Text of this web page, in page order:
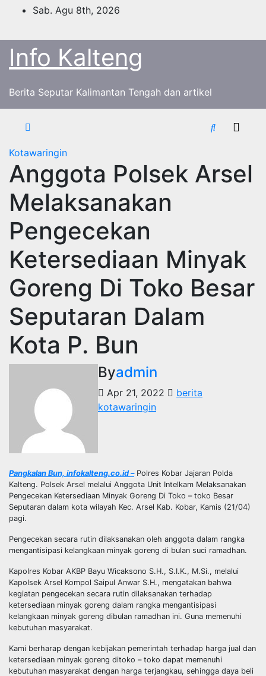
Sab. Agu 8th, 2026
Info Kalteng
Berita Seputar Kalimantan Tengah dan artikel
Kotawaringin
Anggota Polsek Arsel
Melaksanakan
Pengecekan
Ketersediaan Minyak
Goreng Di Toko Besar
Seputaran Dalam
Kota P. Bun
Byadmin
Apr 21, 2022
berita
kotawaringin
Pangkalan Bun, infokalteng.co.id –Polres Kobar Jajaran Polda
Kalteng. Polsek Arsel melalui Anggota Unit Intelkam Melaksanakan
Pengecekan Ketersediaan Minyak Goreng Di Toko – toko Besar
Seputaran dalam kota wilayah Kec. Arsel Kab. Kobar, Kamis (21/04)
pagi.
Pengecekan secara rutin dilaksanakan oleh anggota dalam rangka
mengantisipasi kelangkaan minyak goreng di bulan suci ramadhan.
Kapolres Kobar AKBP Bayu Wicaksono S.H., S.I.K., M.Si., melalui
Kapolsek Arsel Kompol Saipul Anwar S.H., mengatakan bahwa
kegiatan pengecekan secara rutin dilaksanakan terhadap
ketersediaan minyak goreng dalam rangka mengantisipasi
kelangkaan minyak goreng dibulan ramadhan ini. Guna memenuhi
kebutuhan masyarakat.
Kami berharap dengan kebijakan pemerintah terhadap harga jual dan
ketersediaan minyak goreng ditoko – toko dapat memenuhi
kebutuhan masyarakat dengan harga terjangkau, sehingga daya beli